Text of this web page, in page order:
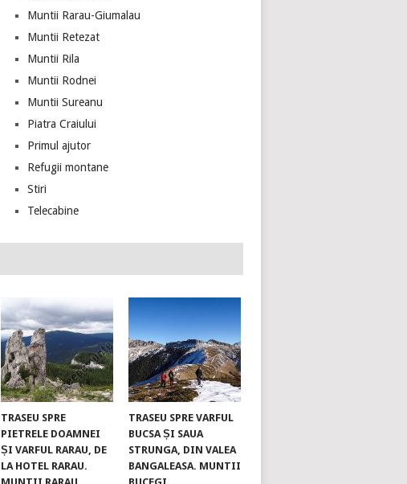
Muntii Rarau-Giumalau
Muntii Retezat
Muntii Rila
Muntii Rodnei
Muntii Sureanu
Piatra Craiului
Primul ajutor
Refugii montane
Stiri
Telecabine
TRASEU SPRE
PIETRELE DOAMNEI
ȘI VARFUL RARAU, DE
LA HOTEL RARAU.
TRASEU SPRE VARFUL
BUCSA ȘI SAUA
STRUNGA, DIN VALEA
BANGALEASA. MUNTII